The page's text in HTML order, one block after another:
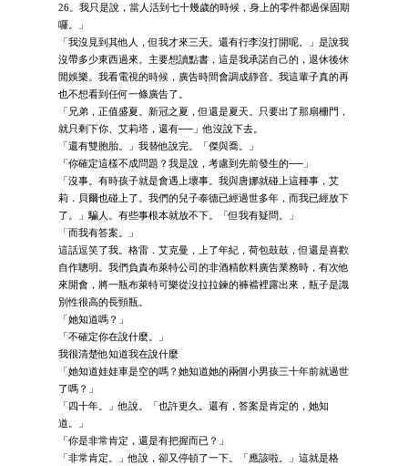
26。我只是說，當人活到七十幾歲的時候，身上的零件都過保固期
囉。」
「我沒見到其他人，但我才來三天。還有行李沒打開呢。」是說我
沒帶多少東西過來。主要想讀點書，這是我承諾自己的，退休後休
閒娛樂。我看電視的時候，廣告時間會調成靜音。我這輩子真的再
也不想看到任何一條廣告了。
「兄弟，正值盛夏。新冠之夏，但還是夏天。只要出了那扇柵門，
就只剩下你、艾莉塔，還有──」他沒說下去。
「還有雙胞胎。」我替他說完。「傑與喬。」
「你確定這樣不成問題？我是說，考慮到先前發生的──」
「沒事。有時孩子就是會遇上壞事。我與唐娜就碰上這種事，艾
莉．貝爾也碰上了。我們的兒子泰德已經過世多年，而我已經放下
了。」騙人。有些事根本就放不下。「但我有疑問。」
「而我有答案。」
這話逗笑了我。格雷．艾克曼，上了年紀，荷包鼓鼓，但還是喜歡
自作聰明。我們負責布萊特公司的非酒精飲料廣告業務時，有次他
來開會，將一瓶布萊特可樂從沒拉拉鍊的褲襠裡露出來，瓶子是識
別性很高的長頸瓶。
「她知道嗎？」
「不確定你在說什麼。」
我很清楚他知道我在說什麼
「她知道娃娃車是空的嗎？她知道她的兩個小男孩三十年前就過世
了嗎？」
「四十年。」他說。「也許更久。還有，答案是肯定的，她知
道。」
「你是非常肯定，還是有把握而已？」
「非常肯定。」他說，卻又停頓了一下。「應該啦。」這就是格